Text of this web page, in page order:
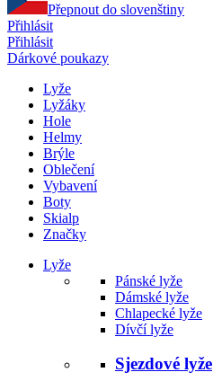
Přepnout do slovenštiny
Přihlásit
Přihlásit
Dárkové poukazy
Lyže
Lyžáky
Hole
Helmy
Brýle
Oblečení
Vybavení
Boty
Skialp
Značky
Lyže
Pánské lyže
Dámské lyže
Chlapecké lyže
Dívčí lyže
Sjezdové lyže